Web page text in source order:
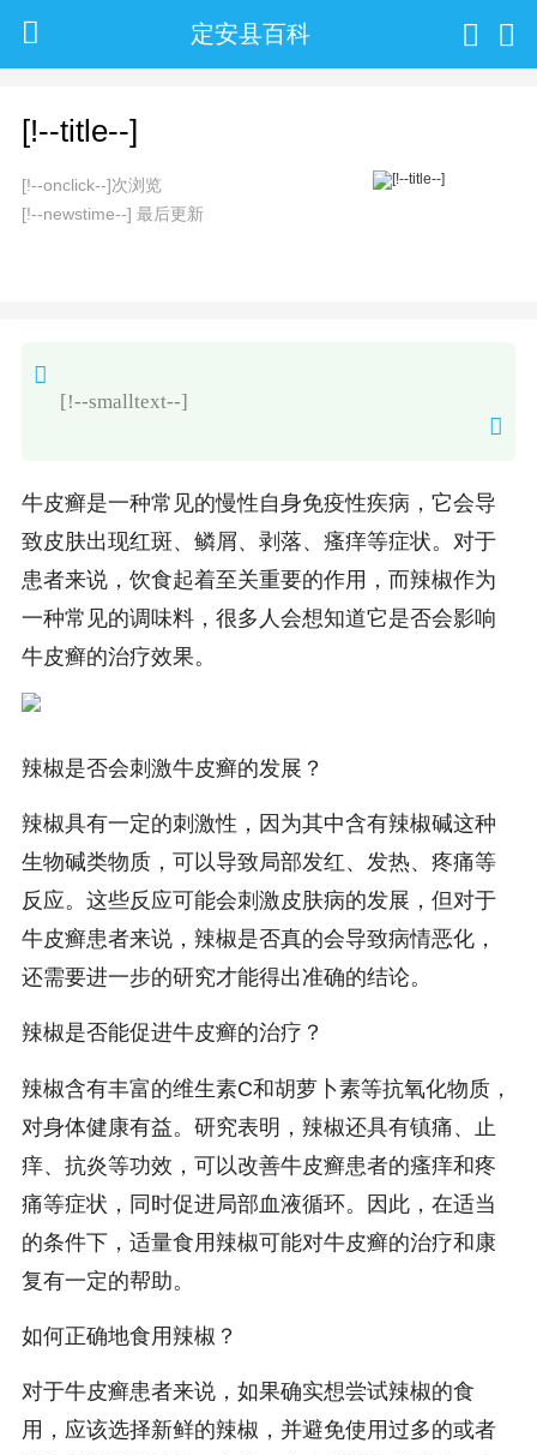
定安县百科
[!--title--]
[!--onclick--]次浏览
[!--newstime--] 最后更新
[!--smalltext--]
牛皮癣是一种常见的慢性自身免疫性疾病，它会导
致皮肤出现红斑、鳞屑、剥落、瘙痒等症状。对于
患者来说，饮食起着至关重要的作用，而辣椒作为
一种常见的调味料，很多人会想知道它是否会影响
牛皮癣的治疗效果。
辣椒是否会刺激牛皮癣的发展？
辣椒具有一定的刺激性，因为其中含有辣椒碱这种
生物碱类物质，可以导致局部发红、发热、疼痛等
反应。这些反应可能会刺激皮肤病的发展，但对于
牛皮癣患者来说，辣椒是否真的会导致病情恶化，
还需要进一步的研究才能得出准确的结论。
辣椒是否能促进牛皮癣的治疗？
辣椒含有丰富的维生素C和胡萝卜素等抗氧化物质，
对身体健康有益。研究表明，辣椒还具有镇痛、止
痒、抗炎等功效，可以改善牛皮癣患者的瘙痒和疼
痛等症状，同时促进局部血液循环。因此，在适当
的条件下，适量食用辣椒可能对牛皮癣的治疗和康
复有一定的帮助。
如何正确地食用辣椒？
对于牛皮癣患者来说，如果确实想尝试辣椒的食
用，应该选择新鲜的辣椒，并避免使用过多的或者